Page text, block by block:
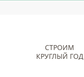
СТРОИМ
КРУГЛЫЙ ГОД